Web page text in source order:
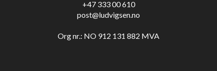
+47 333 00 610
post@ludvigsen.no
Org nr.: NO 912 131 882 MVA